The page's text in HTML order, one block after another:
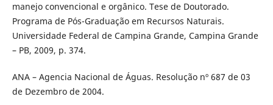
manejo convencional e orgânico. Tese de Doutorado.
Programa de Pós-Graduação em Recursos Naturais.
Universidade Federal de Campina Grande, Campina Grande
– PB, 2009, p. 374.
ANA – Agencia Nacional de Águas. Resolução nº 687 de 03
de Dezembro de 2004.